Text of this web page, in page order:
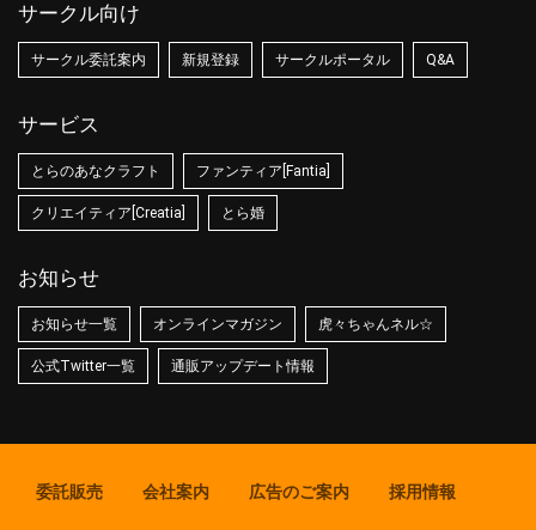
サークル向け
サークル委託案内 新規登録 サークルポータル Q&A
サービス
とらのあなクラフト ファンティア[Fantia]
クリエイティア[Creatia] とら婚
お知らせ
お知らせ一覧 オンラインマガジン 虎々ちゃんネル☆
公式Twitter一覧 通販アップデート情報
委託販売 会社案内 広告のご案内 採用情報